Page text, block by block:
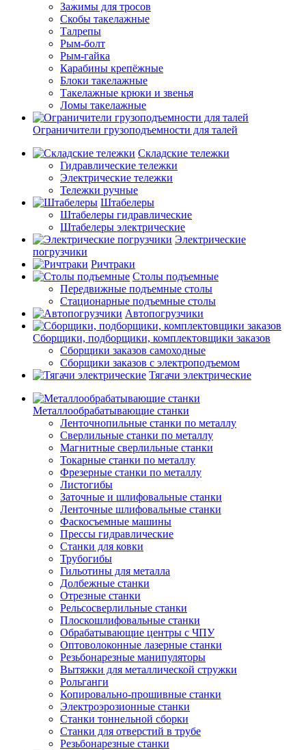
Зажимы для тросов
Скобы такелажные
Талрепы
Рым-болт
Рым-гайка
Карабины крепёжные
Блоки такелажные
Такелажные крюки и звенья
Ломы такелажные
Ограничители грузоподъемности для талей
Складские тележки
Гидравлические тележки
Электрические тележки
Тележки ручные
Штабелеры
Штабелеры гидравлические
Штабелеры электрические
Электрические
погрузчики
Ричтраки
Столы подъемные
Передвижные подъемные столы
Стационарные подъемные столы
Автопогрузчики
Сборщики, подборщики, комплектовщики заказов
Сборщики заказов самоходные
Сборщики заказов с электроподъемом
Тягачи электрические
Металлообрабатывающие станки
Ленточнопильные станки по металлу
Сверлильные станки по металлу
Магнитные сверлильные станки
Токарные станки по металлу
Фрезерные станки по металлу
Листогибы
Заточные и шлифовальные станки
Ленточные шлифовальные станки
Фаскосъемные машины
Прессы гидравлические
Станки для ковки
Трубогибы
Гильотины для металла
Долбежные станки
Отрезные станки
Рельсосверлильные станки
Плоскошлифовальные станки
Обрабатывающие центры с ЧПУ
Оптоволоконные лазерные станки
Резьбонарезные манипуляторы
Вытяжки для металлической стружки
Рольганги
Копировально-прошивные станки
Электроэрозионные станки
Станки тоннельной сборки
Станки для отверстий в трубе
Резьбонарезные станки